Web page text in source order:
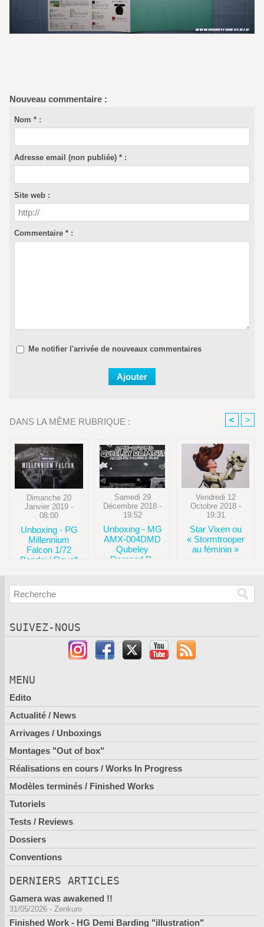
Nouveau commentaire :
Nom * :
Adresse email (non publiée) * :
Site web :
Commentaire * :
Me notifier l'arrivée de nouveaux commentaires
DANS LA MÊME RUBRIQUE : < >
Dimanche 20
Janvier 2019 -
08:00
Unboxing - PG
Millennium
Falcon 1/72
Bandai / Revell
Samedi 29
Décembre 2018 -
19:52
Unboxing - MG
AMX-004DMD
Qubeley
Damned P-
Vendredi 12
Octobre 2018 -
19:31
Star Vixen ou
« Stormtrooper
au féminin »
SUIVEZ-NOUS
MENU
Edito
Actualité / News
Arrivages / Unboxings
Montages "Out of box"
Réalisations en cours / Works In Progress
Modèles terminés / Finished Works
Tutoriels
Tests / Reviews
Dossiers
Conventions
DERNIERS ARTICLES
Gamera was awakened !!
31/05/2026 - Zenkuro
Finished Work - HG Demi Barding "illustration"